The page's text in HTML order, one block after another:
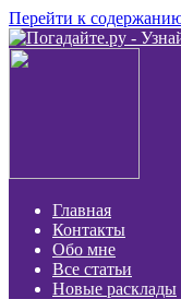
Перейти к
Главная
Контакты
Обо мне
Все статьи
Новые расклады